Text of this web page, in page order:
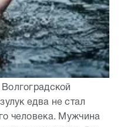
едва не стал
человека. Мужчина